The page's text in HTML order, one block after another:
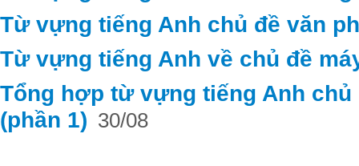
Từ vựng tiếng Anh chủ đề văn
Từ vựng tiếng Anh về chủ đề
Tổng hợp từ vựng tiếng Anh
(phần 1) 30/08